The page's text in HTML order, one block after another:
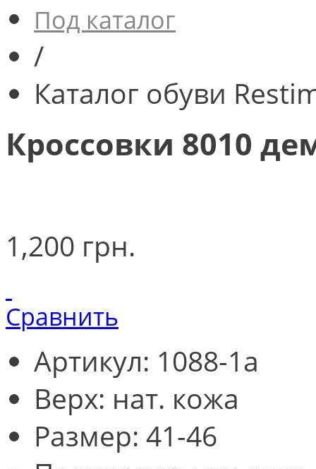
Под каталог
/
Каталог обуви
Кроссовки 8010
1,200 грн.
Сравнить
Артикул: 1088-1а
Верх: нат. кожа
Размер: 41-46